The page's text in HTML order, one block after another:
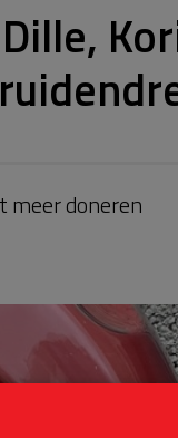
meer doneren